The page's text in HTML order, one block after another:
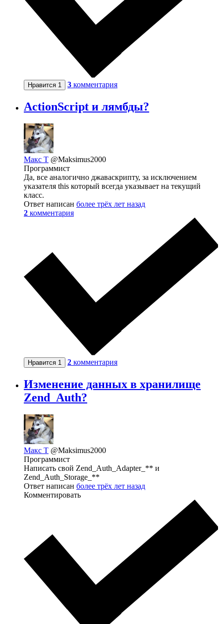
Нравится 1 3 комментария
ActionScript и лямбды?
Макс Т @Maksimus2000
Программист
Да, все аналогично джаваскрипту, за исключением
указателя this который всегда указывает на текущий
класс.
Ответ написан более трёх лет назад
2 комментария
Нравится 1 2 комментария
Изменение данных в хранилище
Zend_Auth?
Макс Т @Maksimus2000
Программист
Написать свой Zend_Auth_Adapter_** и
Zend_Auth_Storage_**
Ответ написан более трёх лет назад
Комментировать